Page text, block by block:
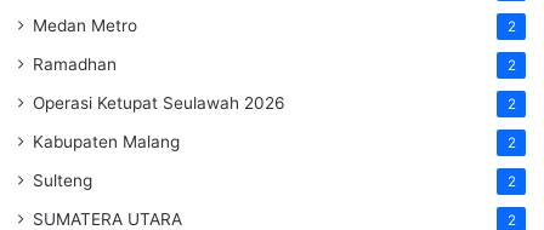
Medan Metro 2
Ramadhan 2
Operasi Ketupat Seulawah 2026 2
Kabupaten Malang 2
Sulteng 2
SUMATERA UTARA 2